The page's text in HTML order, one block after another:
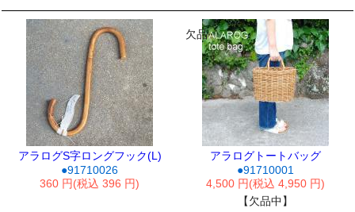
アラログS字ロングフック(L)
●91710026
360 円(税込 396 円)
欠品
アラログトートバッグ
●91710001
4,500 円(税込 4,950 円)
【欠品中】